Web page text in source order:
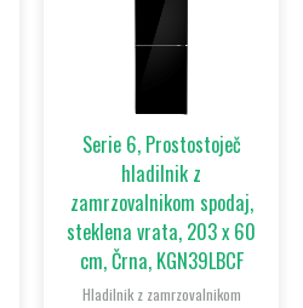
Serie 6, Prostostoječ
hladilnik z
zamrzovalnikom spodaj,
steklena vrata, 203 x 60
cm, Črna, KGN39LBCF
Hladilnik z zamrzovalnikom